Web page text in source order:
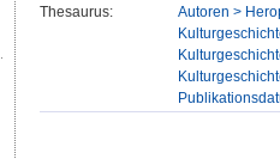
Thesaurus:
Autoren >